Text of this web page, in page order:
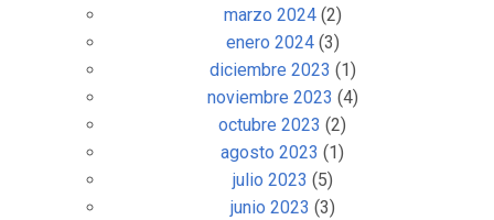
marzo 2024(2)
enero 2024(3)
diciembre 2023 (1)
noviembre 2023 (4)
octubre 2023 (2)
agosto 2023 (1)
julio 2023 (5)
junio 2023 (3)